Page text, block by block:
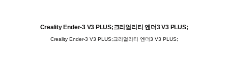
Creality Ender-3 V3 PLUS;크리얼리티 엔더3 V3 PLUS;
Creality Ender-3 V3 PLUS;크리얼리티 엔더3 V3 PLUS;